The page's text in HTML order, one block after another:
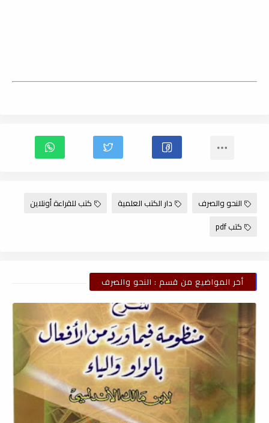
النحو والصرف دار الكتب العلمية
كتب للقراءة أونلاين
كتب pdf
أخر المواضيع من قسم : النحو والصرف